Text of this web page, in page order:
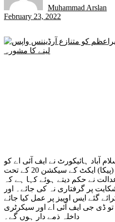
Muhammad Arslan
February 23, 2022
2022 — اسلام آباد ہائیکورٹ نے ایف آئی اے کو
پریوینشن آف الیکٹرانک کرائمز (پیکا) ایکٹ کے سیکشن 20 کے تحت
نے حکم دیتے ہوئے کہا ہے کہ
شکایت پر گرفتاری نہ کی جائے۔ اور
گئے ایس اوپیز پر عمل کیا جائے
تو ڈی جی ایف آئی اے اور سیکرٹری
داخلہ ذمے دار ہوں گے۔